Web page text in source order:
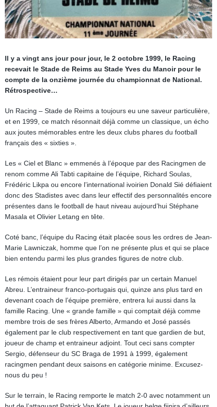
Il y a vingt ans jour pour jour, le 2 octobre 1999, le Racing
recevait le Stade de Reims au Stade Yves du Manoir pour le
compte de la onzième journée du championnat de National.
Rétrospective…
Un Racing – Stade de Reims a toujours eu une saveur particulière,
et en 1999, ce match résonnait déjà comme un classique, un écho
aux joutes mémorables entre les deux clubs phares du football
français des « sixties ».
Les « Ciel et Blanc » emmenés à l’époque par des Racingmen de
renom comme Ali Tabti capitaine de l’équipe, Richard Soulas,
Frédéric Likpa ou encore l’international ivoirien Donald Sié défiaient
donc des Stadistes avec dans leur effectif des personnalités encore
présentes dans le football de haut niveau aujourd’hui Stéphane
Masala et Olivier Letang en tête.
Coté banc, l’équipe du Racing était placée sous les ordres de Jean-
Marie Lawniczak, homme que l’on ne présente plus et qui se place
bien entendu parmi les plus grandes figures de notre club.
Les rémois étaient pour leur part dirigés par un certain Manuel
Abreu. L’entraineur franco-portugais qui, quinze ans plus tard en
devenant coach de l’équipe première, entrera lui aussi dans la
famille Racing. Une « grande famille » qui comptait déjà comme
membre trois de ses frères Alberto, Armando et José passés
également par le club respectivement en tant que gardien de but,
joueur de champ et entraineur adjoint. Tout ceci sans compter
Sergio, défenseur du SC Braga de 1991 à 1999, également
racingmen pendant deux saisons en catégorie minime. Excusez-
nous du peu !
Sur le terrain, le Racing remporte le match 2-0 avec notamment un